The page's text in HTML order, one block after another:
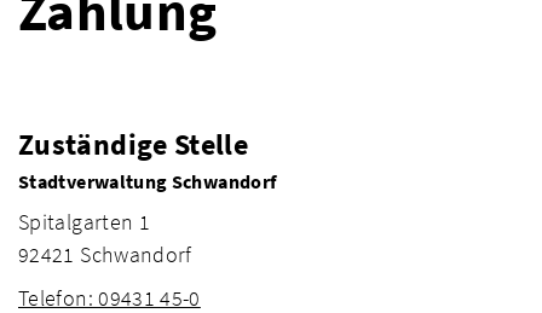
Zuständige Stelle
Stadtverwaltung Schwandorf
Spitalgarten 1
92421 Schwandorf
Telefon: 09431 45-0